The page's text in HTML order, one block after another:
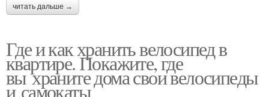
читать дальше →
Где и как хранить велосипед в
квартире. Покажите, где
вы храните дома свои велосипеды
и самокаты